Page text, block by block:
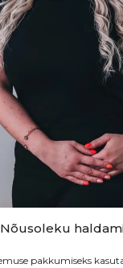
Nõusoleku
pakkumiseks